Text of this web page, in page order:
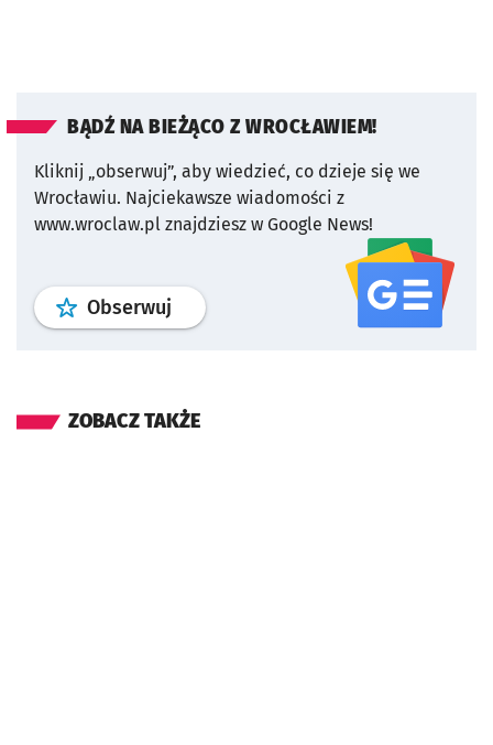
BĄDŹ NA BIEŻĄCO Z WROCŁAWIEM!
Kliknij „obserwuj”, aby wiedzieć, co dzieje się we
Wrocławiu. Najciekawsze wiadomości z
www.wroclaw.pl znajdziesz w Google News!
Obserwuj profil serwisu
ZOBACZ TAKŻE